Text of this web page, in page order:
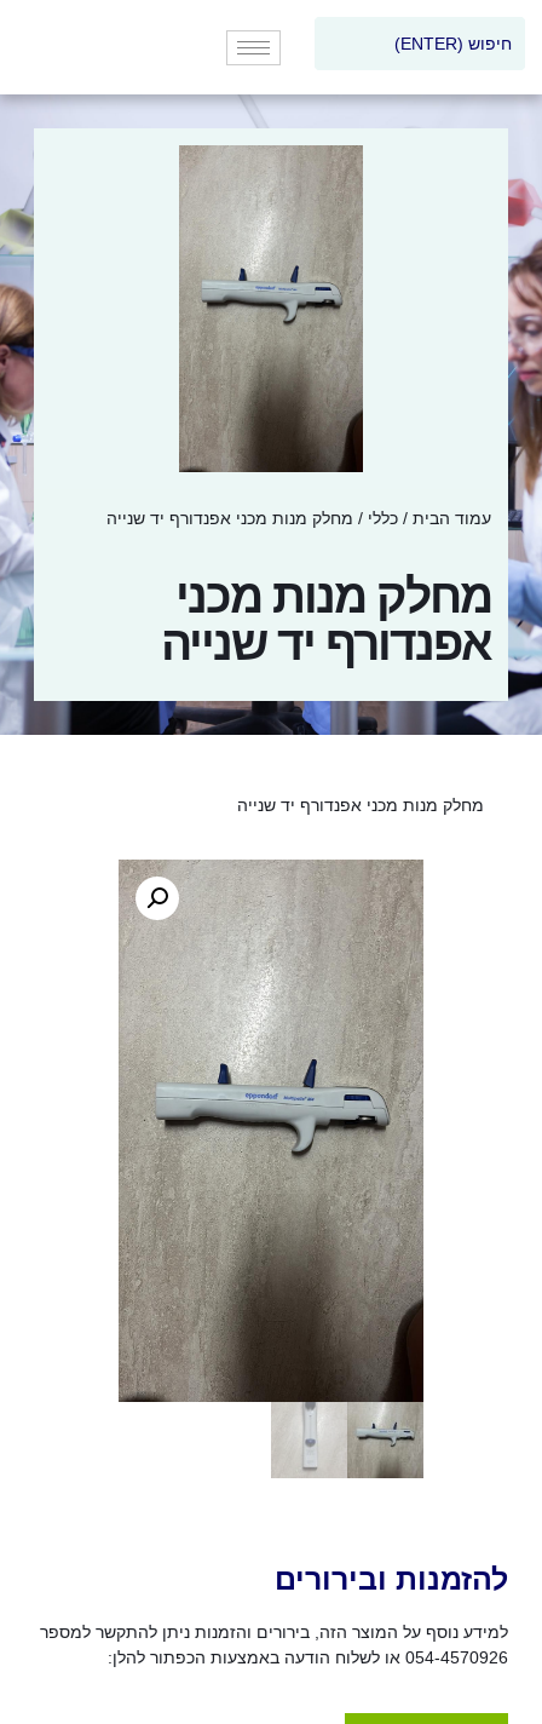
עמוד הבית / כללי / מחלק מנות מכני אפנדורף יד שנייה
מחלק מנות מכני
אפנדורף יד שנייה
מחלק מנות מכני אפנדורף יד שנייה
להזמנות ובירורים
למידע נוסף על המוצר הזה, בירורים והזמנות ניתן להתקשר למספר
054-4570926 או לשלוח הודעה באמצעות הכפתור להלן: